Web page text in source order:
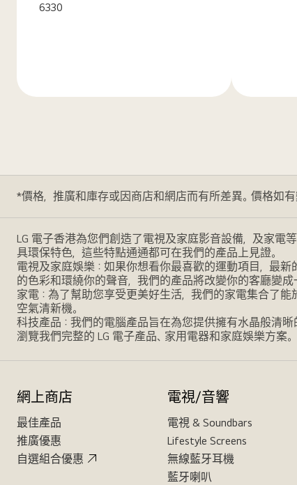
6330
*價格，推廣和庫存或因商店和網店而有所差異。價格如
LG 電子香港為您們創造了電視及家庭影音設備，及家電
具環保特色，這些特點通通都可在我們的產品上見證。
電視及家庭娛樂：如果你想看你最喜歡的運動項目，最
的色彩和環繞你的聲音，我們的產品將改變你的客廳變成
家電：為了幫助您享受更美好生活，我們的家電集合了
空氣清新機。
科技產品：我們的電腦產品旨在為您提供擁有水晶般清
瀏覽我們完整的 LG 電子產品、家用電器和家庭娛樂方案。
網上商店
最佳產品
推廣優惠
自選組合優惠
電視/音響
電視 & Soundbars
Lifestyle Screens
無線藍牙耳機
藍牙喇叭